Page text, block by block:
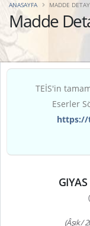
Madde
ANASAYFA MADDE DETAY
TEİS'in
Eserler
https://
(Âşık /